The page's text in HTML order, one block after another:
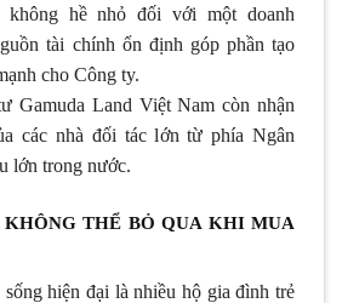
không hề nhỏ đối với một doanh
tài chính ổn định góp phần tạo
cho Công ty.
Gamuda Land Việt Nam còn nhận
các nhà đối tác lớn từ phía Ngân
lớn trong nước.
THỂ BỎ QUA KHI MUA
hiện đại là nhiều hộ gia đình trẻ